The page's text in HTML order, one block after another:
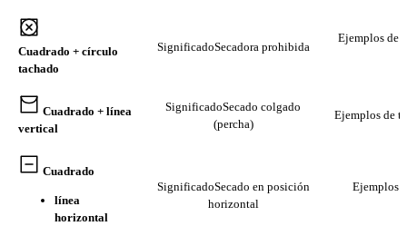
Cuadrado + círculo
tachado
SignificadoSecadora prohibida
Ejemplos de
Cuadrado + línea
vertical
SignificadoSecado colgado
(percha)
Ejemplos de
Cuadrado
línea
horizontal
SignificadoSecado en posición
horizontal
Ejemplos